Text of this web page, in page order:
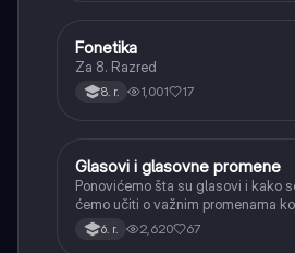
Srpski jezik
Fonetika
Za 8. Razred
8. r. 1,001 17
Srpski jezik
Glasovi i glasovne promene
Ponovićemo šta su glasovi i kako
ćemo učiti o važnim promenama
kada se glasovi nađu jedan pored
(npr. jednačenje suglasnika po
6. r. 2,620 67